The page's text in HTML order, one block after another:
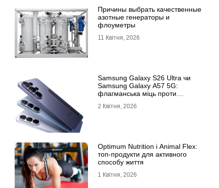
Причины выбрать качественные
азотные генераторы и
флоуметры
11 Квітня, 2026
Samsung Galaxy S26 Ultra чи
Samsung Galaxy A57 5G:
флагманська міць проти
2 Квітня, 2026
Optimum Nutrition і Animal Flex:
топ-продукти для активного
способу життя
1 Квітня, 2026